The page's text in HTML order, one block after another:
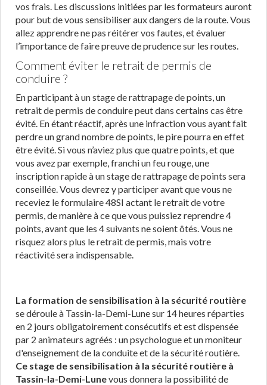
vos frais. Les discussions initiées par les formateurs auront
pour but de vous sensibiliser aux dangers de la route. Vous
allez apprendre ne pas réitérer vos fautes, et évaluer
l’importance de faire preuve de prudence sur les routes.
Comment éviter le retrait de permis de
conduire ?
En participant à un stage de rattrapage de points, un
retrait de permis de conduire peut dans certains cas être
évité. En étant réactif, après une infraction vous ayant fait
perdre un grand nombre de points, le pire pourra en effet
être évité. Si vous n’aviez plus que quatre points, et que
vous avez par exemple, franchi un feu rouge, une
inscription rapide à un stage de rattrapage de points sera
conseillée. Vous devrez y participer avant que vous ne
receviez le formulaire 48SI actant le retrait de votre
permis, de manière à ce que vous puissiez reprendre 4
points, avant que les 4 suivants ne soient ôtés. Vous ne
risquez alors plus le retrait de permis, mais votre
réactivité sera indispensable.
La formation de sensibilisation à la sécurité routière
se déroule à Tassin-la-Demi-Lune sur 14 heures réparties
en 2 jours obligatoirement consécutifs et est dispensée
par 2 animateurs agréés : un psychologue et un moniteur
d'enseignement de la conduite et de la sécurité routière.
Ce stage de sensibilisation à la sécurité routière à
Tassin-la-Demi-Lunevous donnera la possibilité de